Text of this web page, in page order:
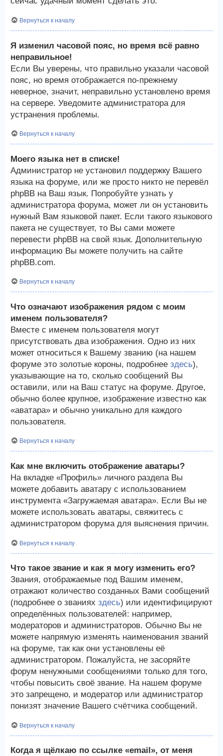
Вернуться к началу
Я изменил часовой пояс, но время всё равно
неправильное!
Если Вы уверены, что правильно указали часовой
пояс, но время отображается по-прежнему
неверное, значит, неправильно установлено время
на сервере. Уведомите администратора для
устранения проблемы.
Вернуться к началу
Моего языка нет в списке!
Администратор не установил поддержку Вашего
языка на форуме, или же просто никто не перевёл
phpBB на Ваш язык. Попробуйте узнать у
администратора форума, может ли он установить
нужный Вам языковой пакет. Если такого языкового
пакета не существует, то Вы сами можете
перевести phpBB на свой язык. Дополнительную
информацию Вы можете получить на сайте
phpBB.com.
Вернуться к началу
Что означают изображения рядом с моим
именем пользователя?
Вместе с именем пользователя могут
присутствовать два изображения. Одно из них
может относиться к Вашему званию (на нашем
форуме это золотые короны, подробнее здесь),
указывающие на то, сколько сообщений Вы
оставили, или на Ваш статус на форуме. Другое,
обычно более крупное, изображение известно как
«аватара» и обычно уникально для каждого
пользователя.
Вернуться к началу
Как мне включить отображение аватары?
На вкладке «Профиль» личного раздела Вы
можете добавить аватару с использованием
инструмента «Загружаемая аватара». Если Вы не
можете использовать аватары, свяжитесь с
администратором форума для выяснения причин.
Вернуться к началу
Что такое звание и как я могу изменить его?
Звания, отображаемые под Вашим именем,
отражают количество созданных Вами сообщений
(подробнее о званиях здесь) или идентифицируют
определённых пользователей: например,
модераторов и администраторов. Обычно Вы не
можете напрямую изменять наименования званий
на форуме, так как они установлены её
администратором. Пожалуйста, не засоряйте
форум ненужными сообщениями только для того,
чтобы повысить своё звание. На нашем форуме
это запрещено, и модератор или администратор
понизят значение Вашего счётчика сообщений.
Вернуться к началу
Когда я щёлкаю по ссылке «email», от меня